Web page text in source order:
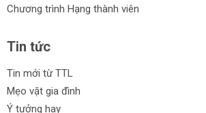
Chương trình Hạng thành viên
Tin tức
Tin mới từ TTL
Mẹo vặt gia đình
Ý tưởng hay